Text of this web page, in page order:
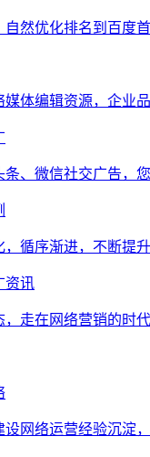
自然优化排名到百度
媒体编辑资源，企业
条、微信社交广告，
，循序渐进，不断提
资讯
，走在网络营销的时
设网络运营经验沉淀